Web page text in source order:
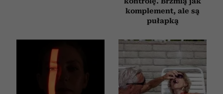
komplement, ale są
pułapką